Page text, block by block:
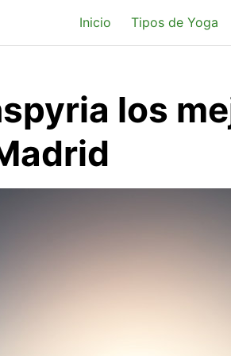
Inicio Tipos de Yoga
los